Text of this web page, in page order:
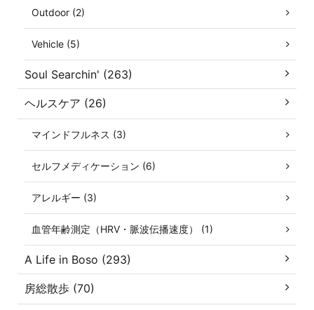
Outdoor (2)
Vehicle (5)
Soul Searchin' (263)
ヘルスケア (26)
マインドフルネス (3)
セルフメディケーション (6)
アレルギー (3)
血管年齢測定（HRV・脈波伝播速度） (1)
A Life in Boso (293)
房総散歩 (70)